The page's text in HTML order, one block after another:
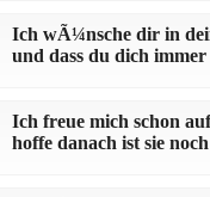
Ich wÃ¼nsche dir in
und dass du dich
Ich freue mich schon
hoffe danach ist sie